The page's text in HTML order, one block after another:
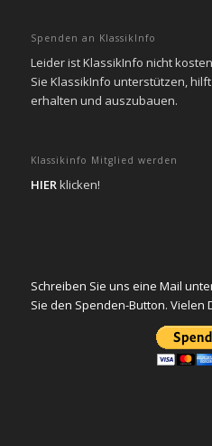
Spenden an KlassikInfo
Leider ist KlassikInfo nicht
Sie KlassikInfo unterstützen,
erhalten und auszubauen.
Klassikinfo Mitglied werden
HIERklicken!
Schreiben Sie uns eine Mail
Sie den Spenden-Button. Vielen